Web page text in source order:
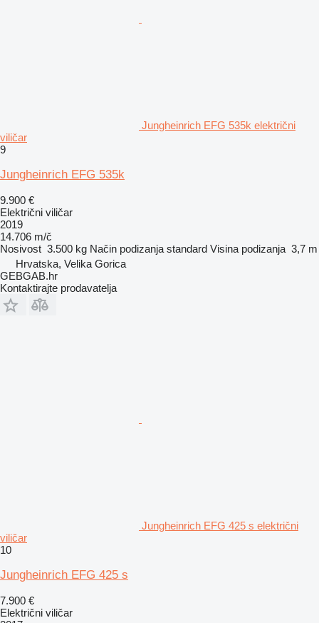
Jungheinrich EFG 535k električni
viličar
9
Jungheinrich EFG 535k
9.900 €
Električni viličar
2019
14.706 m/č
Nosivost 3.500 kg Način podizanja standard Visina podizanja 3,7 m
Hrvatska, Velika Gorica
GEBGAB.hr
Kontaktirajte prodavatelja
Jungheinrich EFG 425 s električni
viličar
10
Jungheinrich EFG 425 s
7.900 €
Električni viličar